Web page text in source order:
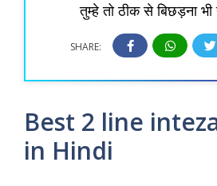
तुम्हे तो ठीक से बिछड़ना
SHARE:
Best 2 line
in Hindi